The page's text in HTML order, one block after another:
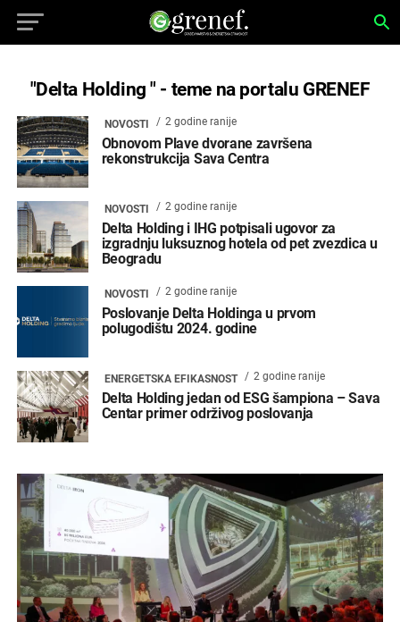
"Delta Holding " - teme na portalu GRENEF
NOVOSTI 2 godine ranije
Obnovom Plave dvorane završena
rekonstrukcija Sava Centra
NOVOSTI 2 godine ranije
Delta Holding i IHG potpisali ugovor za
izgradnju luksuznog hotela od pet zvezdica u
Beogradu
NOVOSTI 2 godine ranije
Poslovanje Delta Holdinga u prvom
polugodištu 2024. godine
ENERGETSKA EFIKASNOST 2 godine ranije
Delta Holding jedan od ESG šampiona – Sava
Centar primer održivog poslovanja